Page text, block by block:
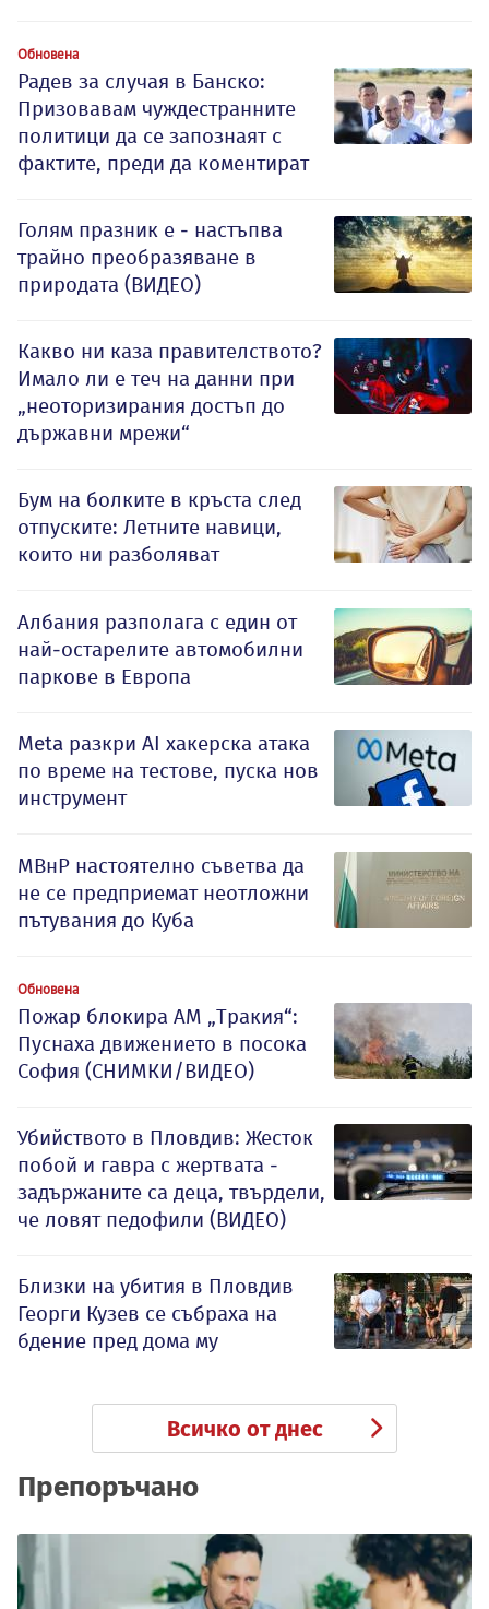
Обновена
Радев за случая в Банско:
Призовавам чуждестранните
политици да се запознаят с
фактите, преди да коментират
Голям празник е - настъпва
трайно преобразяване в
природата (ВИДЕО)
Какво ни каза правителството?
Имало ли е теч на данни при
„неоторизирания достъп до
държавни мрежи“
Бум на болките в кръста след
отпуските: Летните навици,
които ни разболяват
Албания разполага с един от
най-остарелите автомобилни
паркове в Европа
Meta разкри AI хакерска атака
по време на тестове, пуска нов
инструмент
МВнР настоятелно съветва да
не се предприемат неотложни
пътувания до Куба
Обновена
Пожар блокира АМ „Тракия“:
Пуснаха движението в посока
София (СНИМКИ/ВИДЕО)
Убийството в Пловдив: Жесток
побой и гавра с жертвата -
задържаните са деца, твърдели,
че ловят педофили (ВИДЕО)
Близки на убития в Пловдив
Георги Кузев се събраха на
бдение пред дома му
Всичко от днес
Препоръчано